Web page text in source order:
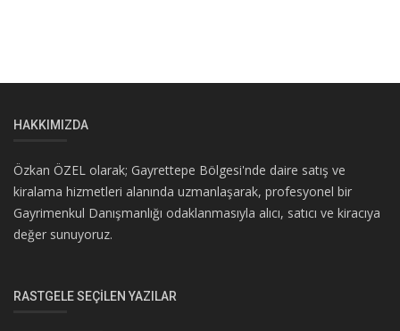
HAKKIMIZDA
Özkan ÖZEL olarak; Gayrettepe Bölgesi'nde daire satış ve
kiralama hizmetleri alanında uzmanlaşarak, profesyonel bir
Gayrimenkul Danışmanlığı odaklanmasıyla alıcı, satıcı ve kiracıya
değer sunuyoruz.
RASTGELE SEÇILEN YAZILAR